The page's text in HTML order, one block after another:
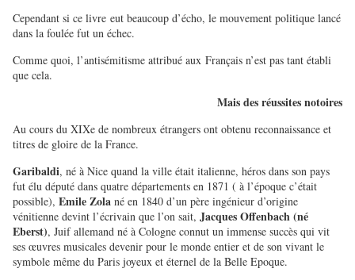
Cependant si ce livre eut beaucoup d’écho, le mouvement politique lancé
dans la foulée fut un échec.
Comme quoi, l’antisémitisme attribué aux Français n’est pas tant établi
que cela.
Mais des réussites notoires
Au cours du XIXe de nombreux étrangers ont obtenu reconnaissance et
titres de gloire de la France.
Garibaldi, né à Nice quand la ville était italienne, héros dans son pays
fut élu député dans quatre départements en 1871 ( à l’époque c’était
possible), Emile Zola né en 1840 d’un père ingénieur d’origine
vénitienne devint l’écrivain que l’on sait, Jacques Offenbach (né
Eberst), Juif allemand né à Cologne connut un immense succès qui vit
ses œuvres musicales devenir pour le monde entier et de son vivant le
symbole même du Paris joyeux et éternel de la Belle Epoque.